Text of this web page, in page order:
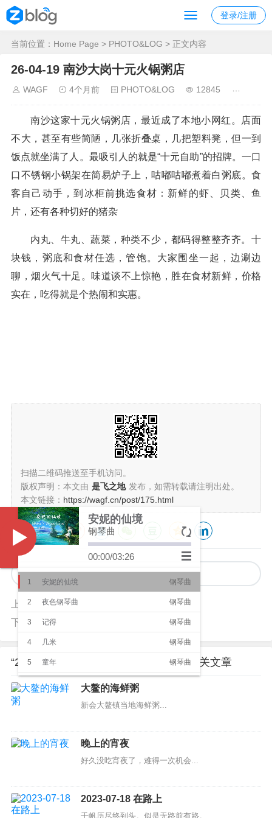
登录/注册
当前位置： Home Page > PHOTO&LOG > 正文内容
26-04-19 南沙大岗十元火锅粥店
WAGF 4个月前 PHOTO&LOG 12845
南沙这家十元火锅粥店，最近成了本地小网红。店面
不大，甚至有些简陋，几张折叠桌，几把塑料凳，但一到
饭点就坐满了人。最吸引人的就是“十元自助”的招牌。一口
口不锈钢小锅架在简易炉子上，咕嘟咕嘟煮着白粥底。食
客自己动手，到冰柜前挑选食材：新鲜的虾、贝类、鱼
片，还有各种切好的猪杂
内丸、牛丸、蔬菜，种类不少，都码得整整齐齐。十
块钱，粥底和食材任选，管饱。大家围坐一起，边涮边
聊，烟火气十足。味道谈不上惊艳，胜在食材新鲜，价格
实在，吃得就是个热闹和实惠。
扫描二维码推送至手机访问。
版权声明：本文由 是飞之地 发布，如需转载请注明出处。
本文链接： https://wagf.cn/post/175.html
分享给朋友：
返回列表
上一篇：2024-04 回乡化州
下一篇：26年清明回老家
“26-04-19 南沙大岗十元火锅粥店” 的相关文章
大鳌的海鲜粥
新会大鳌镇当地海鲜粥...
晚上的宵夜
好久没吃宵夜了，难得一次机会...
2023-07-18 在路上
千帆历尽终到头。似是无路前有路。...
Music
安妮的仙境
钢琴曲
00:00/03:26
1 安妮的仙境 钢琴曲
2 夜色钢琴曲 钢琴曲
3 记得 钢琴曲
4 几米 钢琴曲
5 童年 钢琴曲
Righteous Path
9 日晷之梦
纯音乐
12 渔舟唱晚